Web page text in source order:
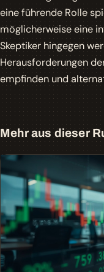
eine führende Rolle
möglicherweise eine
Skeptiker hingegen
Herausforderungen
empfinden und
Mehr aus dieser